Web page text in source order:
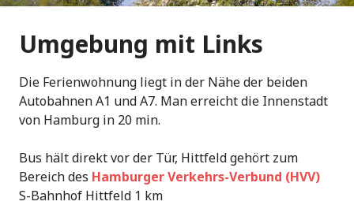
Umgebung mit Links
Die Ferienwohnung liegt in der Nähe der beiden
Autobahnen A1 und A7. Man erreicht die Innenstadt
von Hamburg in 20 min.
Bus hält direkt vor der Tür, Hittfeld gehört zum
Bereich des Hamburger Verkehrs-Verbund (HVV)
S-Bahnhof Hittfeld 1 km